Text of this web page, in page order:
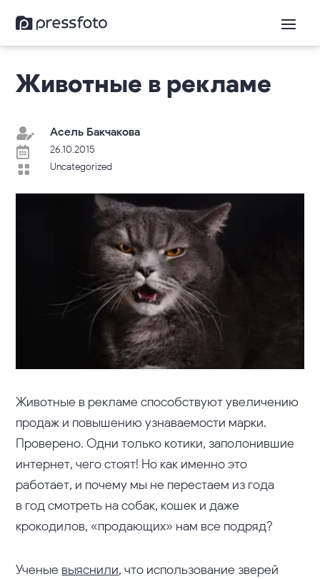
Животные в рекламе
 Асель Бакчакова
 26.10.2015
 Uncategorized
Животные в рекламе способствуют увеличению
продаж и повышению узнаваемости марки.
Проверено. Одни только котики, заполонившие
интернет, чего стоят! Но как именно это
работает, и почему мы не перестаем из года
в год смотреть на собак, кошек и даже
крокодилов, «продающих» нам все подряд?
Ученые выяснили, что использование зверей